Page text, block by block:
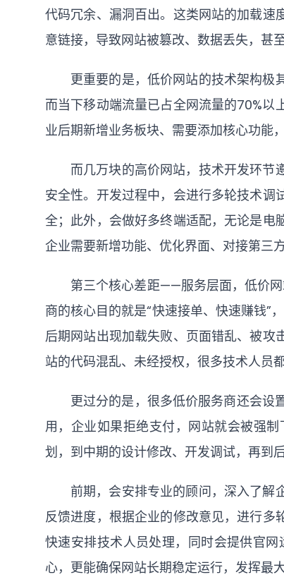
代码冗余、漏洞百出。这类网站的加载速
意链接，导致网站被篡改、数据丢失，甚
更重要的是，低价网站的技术架构极
而当下移动端流量已占全网流量的70%
业后期新增业务板块、需要添加核心功能
而几万块的高价网站，技术开发环节
安全性。开发过程中，会进行多轮技术
全；此外，会做好多终端适配，无论是电
企业需要新增功能、优化界面、对接第三
第三个核心差距——服务层面，低价网
商的核心目的就是“快速接单、快速赚钱”
后期网站出现加载失败、页面错乱、被攻
站的代码混乱、未经授权，很多技术人员
更过分的是，很多低价服务商还会设
用，企业如果拒绝支付，网站就会被强
划，到中期的设计修改、开发调试，再到
前期，会安排专业的顾问，深入了解
反馈进度，根据企业的修改意见，进行
快速安排技术人员处理，同时会提供官
心，更能确保网站长期稳定运行，发挥最大